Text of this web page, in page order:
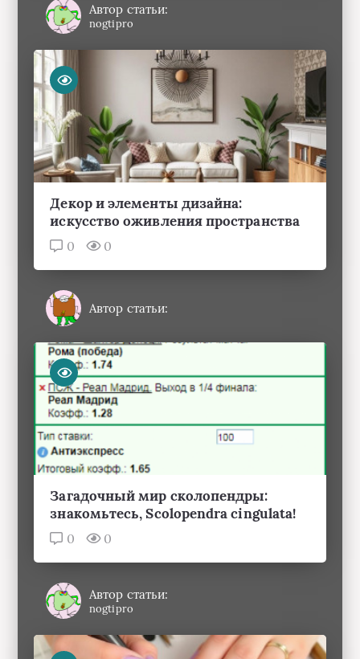
Автор статьи:
nogtipro
Декор и элементы дизайна:
искусство оживления пространства
0 0
Автор статьи:
Загадочный мир сколопендры:
знакомьтесь, Scolopendra cingulata!
0 0
Автор статьи:
nogtipro